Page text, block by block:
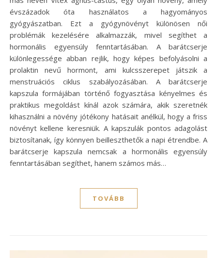
évszázadok óta használatos a hagyományos
gyógyászatban. Ezt a gyógynövényt különösen női
problémák kezelésére alkalmazzák, mivel segíthet a
hormonális egyensúly fenntartásában. A barátcserje
különlegessége abban rejlik, hogy képes befolyásolni a
prolaktin nevű hormont, ami kulcsszerepet játszik a
menstruációs ciklus szabályozásában. A barátcserje
kapszula formájában történő fogyasztása kényelmes és
praktikus megoldást kínál azok számára, akik szeretnék
kihasználni a növény jótékony hatásait anélkül, hogy a friss
növényt kellene keresniük. A kapszulák pontos adagolást
biztosítanak, így könnyen beilleszthetők a napi étrendbe. A
barátcserje kapszula nemcsak a hormonális egyensúly
fenntartásában segíthet, hanem számos más…
TOVÁBB